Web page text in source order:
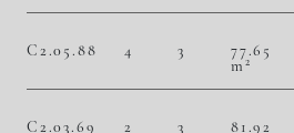
C2.05.88 4 3
77.65
m 2
C2.03.69 2 3
81.92